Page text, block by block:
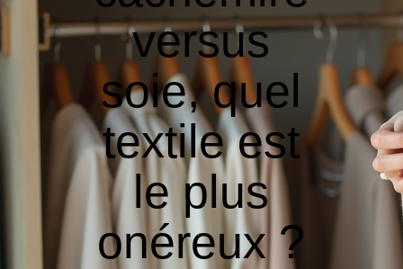
versus
soie, quel
textile est
le plus
onéreux ?